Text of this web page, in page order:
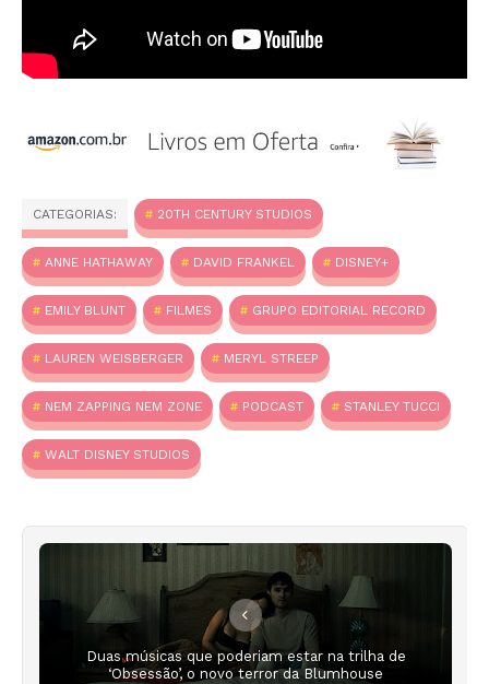
CATEGORIAS: 20TH CENTURY STUDIOS
ANNE HATHAWAY DAVID FRANKEL DISNEY+
EMILY BLUNT FILMES GRUPO EDITORIAL RECORD
LAUREN WEISBERGER MERYL STREEP
NEM ZAPPING NEM ZONE PODCAST STANLEY TUCCI
WALT DISNEY STUDIOS
Duas músicas que poderiam estar na trilha de
‘Obsessão’, o novo terror da Blumhouse